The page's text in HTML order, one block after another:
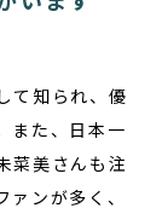
て知られ、優
また、日本一
菜美さんも注
ンが多く、